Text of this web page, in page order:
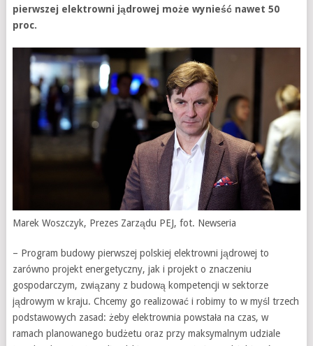
pierwszej elektrowni jądrowej może wynieść nawet 50
proc.
Marek Woszczyk, Prezes Zarządu PEJ, fot. Newseria
– Program budowy pierwszej polskiej elektrowni jądrowej to
zarówno projekt energetyczny, jak i projekt o znaczeniu
gospodarczym, związany z budową kompetencji w sektorze
jądrowym w kraju. Chcemy go realizować i robimy to w myśl trzech
podstawowych zasad: żeby elektrownia powstała na czas, w
ramach planowanego budżetu oraz przy maksymalnym udziale